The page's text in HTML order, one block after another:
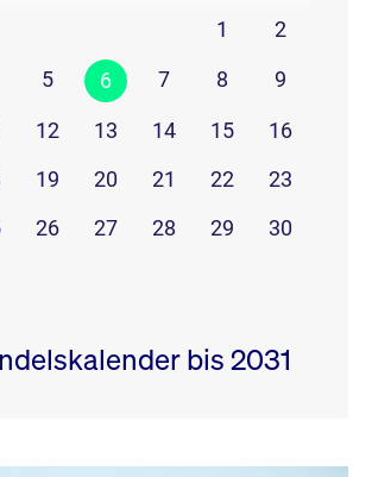
1
2
5 6 7 8 9
12 13 14 15
16
19 20 21 22
23
26 27 28 29
30
bis 2031